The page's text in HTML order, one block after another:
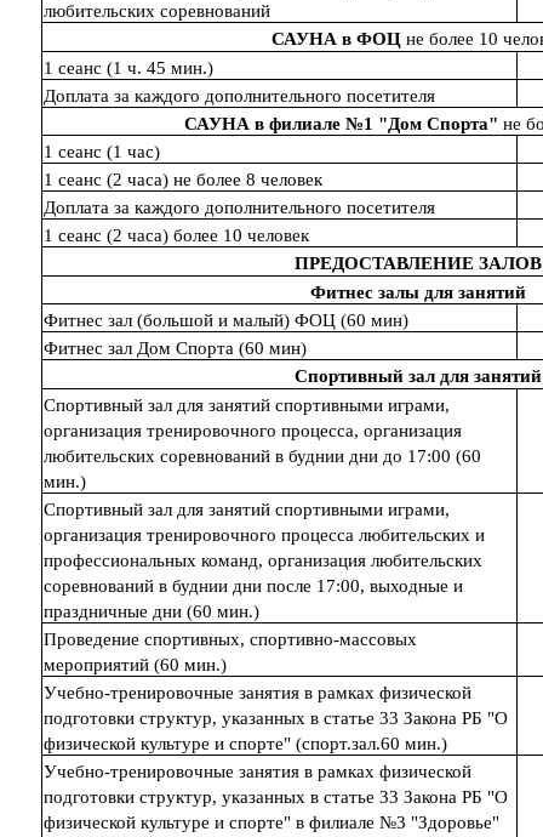
любительских соревнований
САУНА в ФОЦне более 10
1 сеанс (1 ч. 45 мин.)
Доплата за каждого дополнительного посетителя
САУНА в филиале №1 "Дом Спорта" не
1 сеанс (1 час)
1 сеанс (2 часа) не более 8 человек
Доплата за каждого дополнительного посетителя
1 сеанс (2 часа) более 10 человек
ПРЕДОСТАВЛЕНИЕ ЗАЛОВ
Фитнес залы для занятий
Фитнес зал (большой и малый) ФОЦ (60 мин)
Фитнес зал Дом Спорта (60 мин)
Спортивный зал для занятий
Спортивный зал для занятий спортивными играми,
организация тренировочного процесса, организация
любительских соревнований в буднии дни до 17:00 (60
мин.)
Спортивный зал для занятий спортивными играми,
организация тренировочного процесса любительских и
профессиональных команд, организация любительских
соревнований в буднии дни после 17:00, выходные и
праздничные дни (60 мин.)
Проведение спортивных, спортивно-массовых
мероприятий (60 мин.)
Учебно-тренировочные занятия в рамках физической
подготовки структур, указанных в статье 33 Закона РБ "О
физической культуре и спорте" (спорт.зал.60 мин.)
Учебно-тренировочные занятия в рамках физической
подготовки структур, указанных в статье 33 Закона РБ "О
физической культуре и спорте" в филиале №3 "Здоровье"